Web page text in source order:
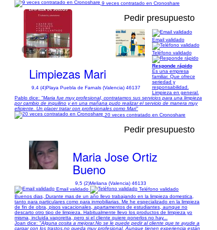
9 veces contratado en Cronoshare
1/5
Pedir presupuesto
Limpiezas Mari
9,4 (4)Playa Puebla de Farnals (Valencia) 46137
Email validado
Teléfono validado
Responde rápido
Es una empresa
familiar. Que ofrece
seriedad y
responsabilidad.
Limpieza en general.
Pablo dice: "Maria fue muy profesional, contratamos sus servicios para una limpieza
por cambio de inquilino y en una mañana pudo realizar el servicio de manera muy
eficiente. Un placer tratar con profesionales como Mari"
20 veces contratado en Cronoshare
Pedir presupuesto
Maria Jose Ortiz
Bueno
9,5 (2)Meliana (Valencia) 46133
Email validado
Teléfono validado
Buenos dias, Durante mas de un año llevo trabajando en la limpieza domestica,
tanto para particulares como para inmobiliarias. Me he especializado en la limpieza
de fin de obra, pisos vacacionales, apartamentos de estudiantes, aunque no
descarto otro tipo de limpieza. Habitualmente llevo los productos de limpieza yo
misma, incluida vaporetta, pero si el cliente quiere ponerlos no hay...
Joan dice: "Alguna cosita a mejorar.No se le puede pedir al cliente que te ayude a
cargar con los trastos,no queda muy profesional. Aunque tienen experiencia están